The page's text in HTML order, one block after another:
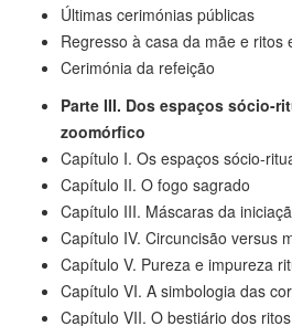
Últimas cerimónias públicas
Regresso à casa da mãe e ritos
Cerimónia da refeição
Parte III. Dos espaços sócio-
zoomórfico
Capítulo I. Os espaços sócio-
Capítulo II. O fogo sagrado
Capítulo III. Máscaras da
Capítulo IV. Circuncisão versus
Capítulo V. Pureza e impureza
Capítulo VI. A simbologia das
Capítulo VII. O bestiário dos ritos